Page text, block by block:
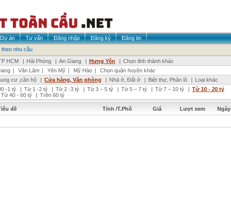
Dự án Tư vấn Đăng nhập Đăng ký
Đăng tin
theo nhu cầu
HCM | Hải Phòng | An Giang | Hưng Yên | Chọn tỉnh thành khác
| Văn Lâm | Yên Mỹ | Mỹ Hào |
Chọn quận huyện khác
cư ,căn hộ | Cửa hàng, Văn phòng | Nhà ở, Đất ở | Biệt thự, Phân lô | Loại khác
-1 tỷ | Từ 1 -2 tỷ | Từ 2 -3 tỷ | Từ 3 – 5 tỷ | Từ 5 – 7 tỷ | Từ 7 – 10 tỷ | Từ 10 - 20 tỷ
Từ 40 - 60 tỷ | Trên 60 tỷ
đề Tỉnh /T.Phố Giá Lượt xem Ngày